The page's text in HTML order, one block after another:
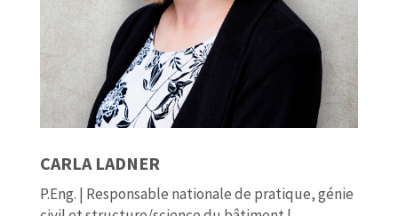
CARLA LADNER
P.Eng. | Responsable nationale de pratique, génie